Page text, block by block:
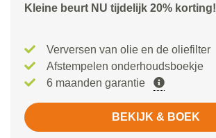
Kleine beurt NU tijdelijk 20% korting!
Verversen van olie en de oliefilter
Afstempelen onderhoudsboekje
6 maanden garantie
BEKIJK & BOEK